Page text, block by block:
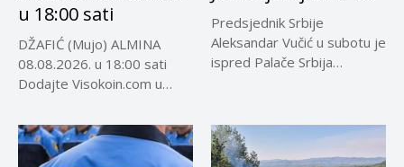
u 18:00 sati
DŽAFIĆ (Mujo) ALMINA
08.08.2026. u 18:00 sati
Dodajte Visokoin.com u
Predsjednik Srbije
Aleksandar Vučić u subotu je
ispred Palače Srbija